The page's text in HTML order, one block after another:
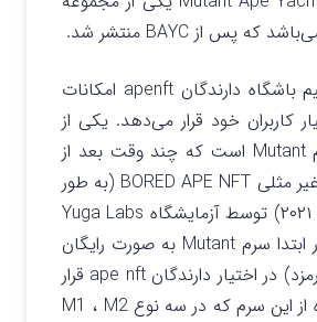
همانطور که گفتیم باشگاه دارندگان apenft امکانات
کاربران خود قرار می‌دهد. یکی از
این امکانات سرم Mutant است که چند وقت بعد از
رونمایی از توکن غیر مثلی BORED APE NFT (به طور
دقیق در آگوست ۲۰۲۱) توسط آزمایشگاه Yuga Labs
راه اندازی شد. در ابتدا سرم Mutant به صورت رایگان
(تنها با هزینه کارمزد) در اختیار دارندگان ape nft قرار
گرفت. با استفاده از این سرم که در سه نوع M1 ، M2